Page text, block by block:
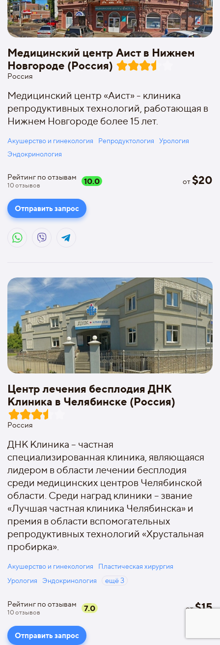
Медицинский центр Аист в Нижнем
Новгороде (Россия)
Россия
Медицинский центр «Аист» - клиника
репродуктивных технологий, работающая в
Нижнем Новгороде более 15 лет.
Акушерство и гинекология Репродуктология
Урология
Эндокринология
Рейтинг по отзывам
10отзывов 10.0 от$20
Отправить запрос
Центр лечения бесплодия ДНК
Клиника в Челябинске (Россия)
Россия
ДНК Клиника – частная
специализированная клиника, являющаяся
лидером в области лечении бесплодия
среди медицинских центров Челябинской
области. Среди наград клиники – звание
«Лучшая частная клиника Челябинска» и
премия в области вспомогательных
репродуктивных технологий «Хрустальная
пробирка».
Акушерство и гинекология
Пластическая хирургия
Урология
Эндокринология ещё3
Рейтинг по отзывам
10отзывов 7.0 от$15
Отправить запрос